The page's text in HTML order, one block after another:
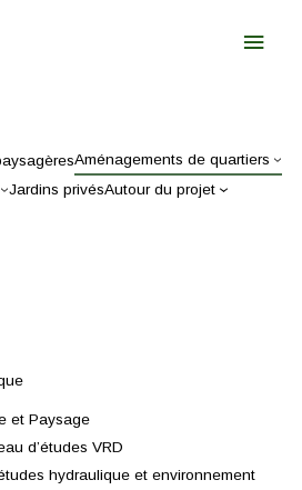
Aménagements de quartiers
Jardins privésAutour du projet
et Paysage
d’études VRD
hydraulique et environnement